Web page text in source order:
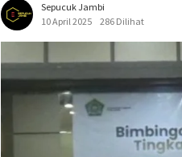
Sepucuk Jambi
10 April 2025
286 Dilihat